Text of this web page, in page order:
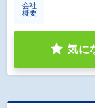
会社
概要
気に